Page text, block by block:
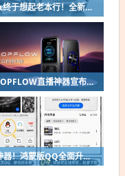
samrt终于想起老本行！全新微型纯电双座轿车精灵#2申报
中兴TOPFLOW直播神器宣布8月14日开售：Wi-Fi 7 最多连接64台设备
传片神器！鸿蒙版QQ全面升级：10G大文件免压缩直传